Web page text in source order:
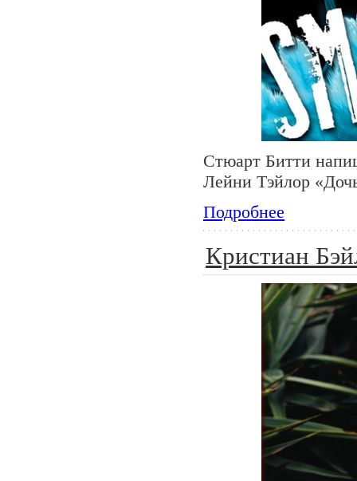
Стюарт Битти
Лейни Тэйлор
Подробнее
Кристиан